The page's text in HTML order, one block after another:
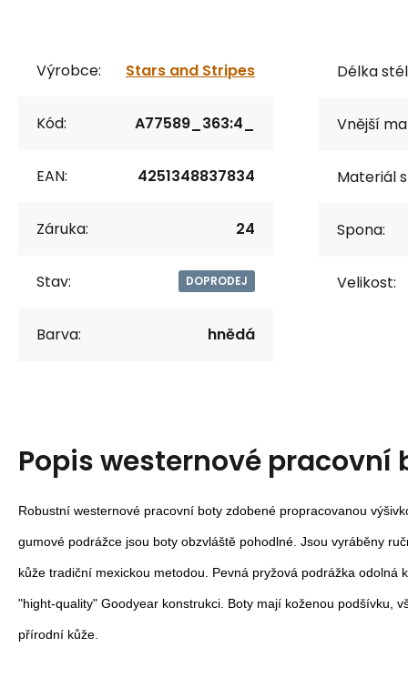
Výrobce: Stars and Stripes
Kód: A77589_363:4_
EAN: 4251348837834
Záruka: 24
Stav: DOPRODEJ
Barva: hnědá
Délka
Vnější
Materiál
Spona:
Velikost:
Popiswesternové pracovní
Robustní westernové pracovní boty zdobené propracovanou
gumové podrážce jsou boty obzvláště pohodlné. Jsou vyráběny
kůže tradiční mexickou metodou. Pevná pryžová podrážka odolná
"hight-quality" Goodyear konstrukci. Boty mají koženou podšívku,
přírodní kůže.